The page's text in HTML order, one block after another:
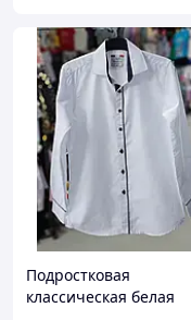
Подростковая
классическая белая